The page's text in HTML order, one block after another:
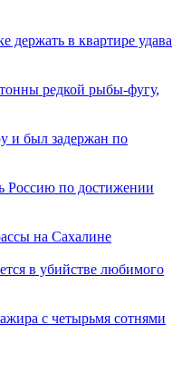
держать в квартире удава
редкой рыбы-фугу,
и был задержан по
Россию по достижении
на Сахалине
в убийстве любимого
с четырьмя сотнями